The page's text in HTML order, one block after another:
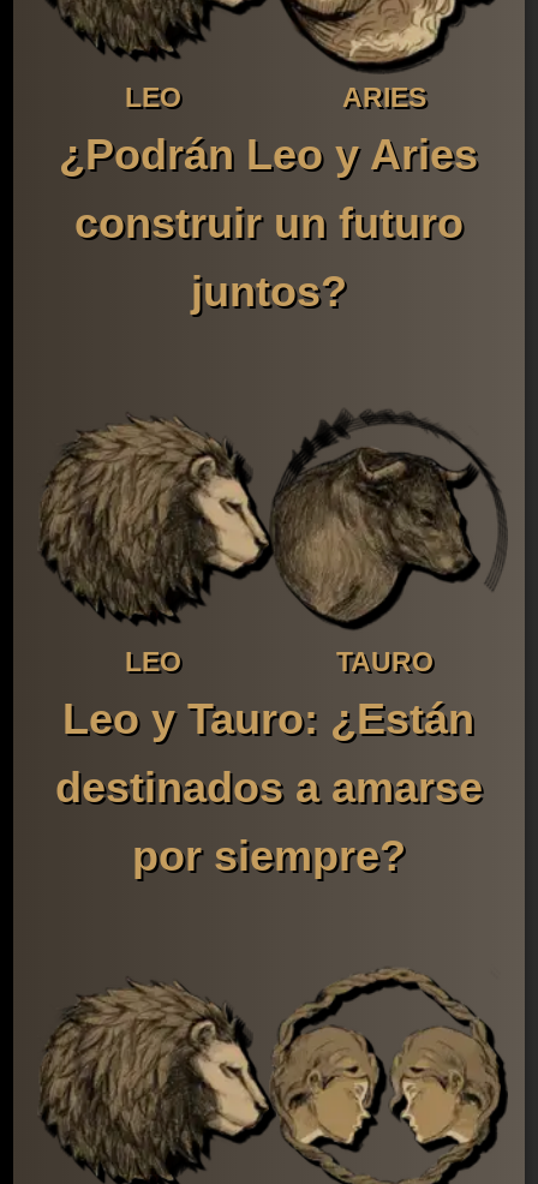
LEO ARIES
¿Podrán Leo y Aries
construir un futuro
juntos?
LEO TAURO
Leo y Tauro: ¿Están
destinados a amarse
por siempre?